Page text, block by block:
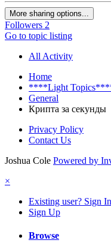
More sharing options...
Followers 2
Go to topic listing
All Activity
Home
****Light
General
Крипта за секунды
Privacy Policy
Contact Us
Joshua Cole Powered by
×
Existing user? Sign In
Sign Up
Browse